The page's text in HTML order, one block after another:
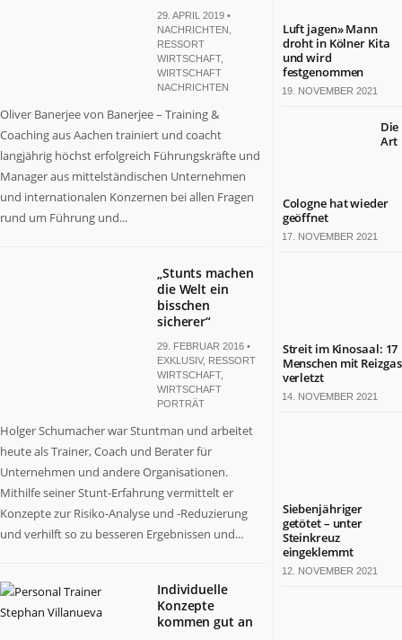
29. APRIL 2019 •
NACHRICHTEN
RESSORT
WIRTSCHAFT,
WIRTSCHAFT
NACHRICHTEN
Oliver Banerjee von Banerjee – Training &
Coaching aus Aachen trainiert und coacht
langjährig höchst erfolgreich Führungskräfte und
Manager aus mittelständischen Unternehmen
und internationalen Konzernen bei allen Fragen
rund um Führung und...
„Stunts machen
die Welt ein
bisschen
sicherer“
29. FEBRUAR 2016 •
EXKLUSIV, RESSORT
WIRTSCHAFT,
WIRTSCHAFT
PORTRÄT
Holger Schumacher war Stuntman und arbeitet
heute als Trainer, Coach und Berater für
Unternehmen und andere Organisationen.
Mithilfe seiner Stunt-Erfahrung vermittelt er
Konzepte zur Risiko-Analyse und -Reduzierung
und verhilft so zu besseren Ergebnissen und...
Individuelle
Konzepte
kommen gut an
Luft jagen» Mann
droht in Kölner Kita
und wird
festgenommen
19. NOVEMBER 2021
Die
Art
Cologne hat wieder
geöffnet
17. NOVEMBER 2021
Streit im Kinosaal: 17
Menschen mit Reizgas
verletzt
14. NOVEMBER 2021
Siebenjähriger
getötet – unter
Steinkreuz
eingeklemmt
12. NOVEMBER 2021